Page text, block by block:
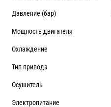
Давление (бар)
Мощность
Охлаждение
Тип привода
Осушитель
Электропитание